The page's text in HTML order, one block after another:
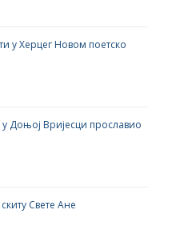
у Херцег Новом поетско
Доњој Вријесци прославио
Свете Ане